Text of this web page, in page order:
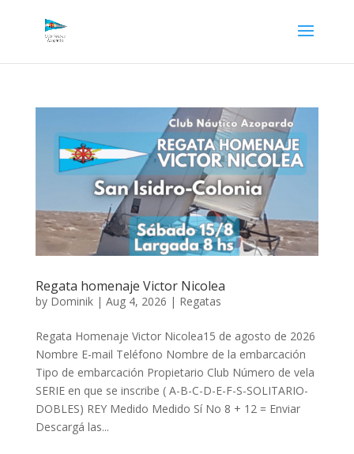
Regata homenaje Victor Nicolea
by Dominik| Aug 4, 2026 | Regatas
Regata Homenaje Victor Nicolea15 de agosto de 2026
Nombre E-mail Teléfono Nombre de la embarcación
Tipo de embarcación Propietario Club Número de vela
SERIE en que se inscribe ( A-B-C-D-E-F-S-SOLITARIO-
DOBLES) REY Medido Medido Sí No 8 + 12 = Enviar
Descargá las...